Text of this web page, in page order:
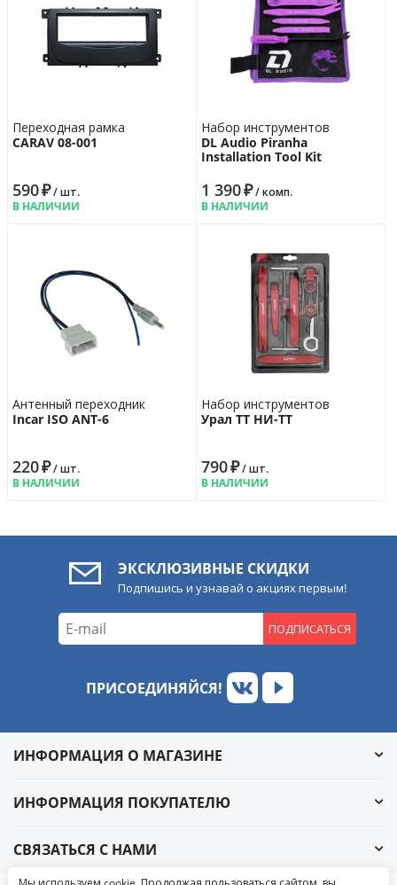
Переходная рамка
CARAV 08-001
590₽/ шт.
В НАЛИЧИИ
Набор инструментов
DL Audio Piranha
Installation Tool Kit
1 390₽/ комп.
В НАЛИЧИИ
Антенный переходник
Incar ISO ANT-6
220₽/ шт.
В НАЛИЧИИ
Набор инструментов
Урал ТТ НИ-ТТ
790₽/ шт.
В НАЛИЧИИ
ЭКСКЛЮЗИВНЫЕ СКИДКИ
Подпишись и узнавай о акциях первым!
ПОДПИСАТЬСЯ
ПРИСОЕДИНЯЙСЯ!
ИНФОРМАЦИЯ О МАГАЗИНЕ
ИНФОРМАЦИЯ ПОКУПАТЕЛЮ
СВЯЗАТЬСЯ С НАМИ